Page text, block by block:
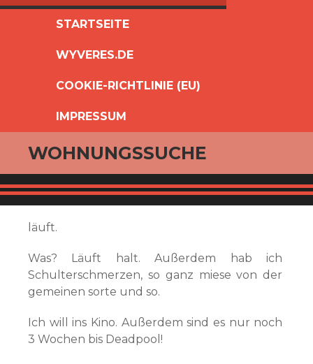
SPRINGEN
STARTSEITE
WYVERES.DE
COOKIE-RICHTLINIE (EU)
IMPRESSUM
WOHNUNGSSUCHE
läuft.
Was? Läuft halt. Außerdem hab ich
Schulterschmerzen, so ganz miese von der
gemeinen sorte und so.
Ich will ins Kino. Außerdem sind es nur noch
3 Wochen bis Deadpool!